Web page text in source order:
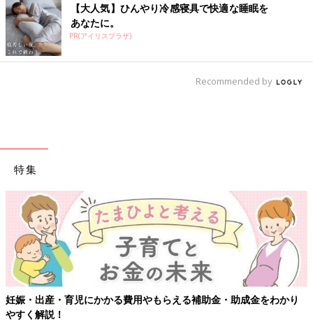
【大人気】ひんやり冷感寝具で快適な睡眠を
あなたに。
PR(アイリスプラザ)
Recommended by
特集
助成金をわかり
【ワクチン接種できるものも】妊婦の感染症対